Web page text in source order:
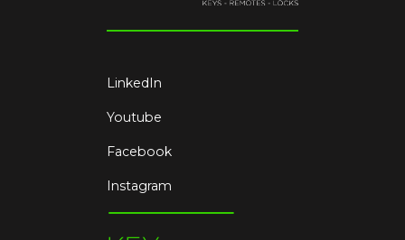
LinkedIn
Youtube
Facebook
Instagram